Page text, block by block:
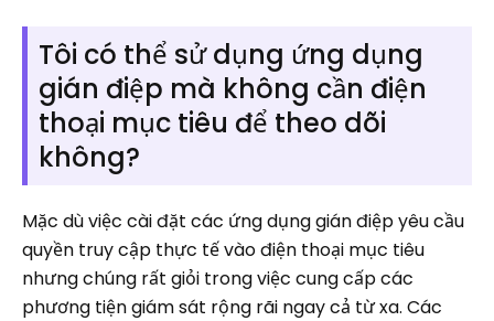
Tôi có thể sử dụng ứng dụng
gián điệp mà không cần điện
thoại mục tiêu để theo dõi
không?
Mặc dù việc cài đặt các ứng dụng gián điệp yêu cầu
quyền truy cập thực tế vào điện thoại mục tiêu
nhưng chúng rất giỏi trong việc cung cấp các
phương tiện giám sát rộng rãi ngay cả từ xa. Các